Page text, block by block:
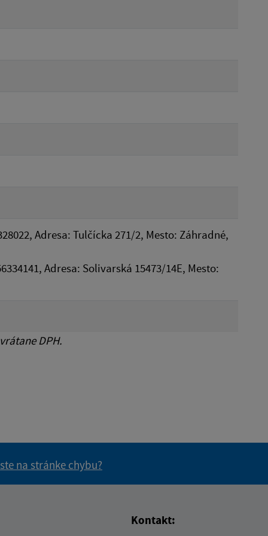
Adresa: Tulčícka 271/2, Mesto: Záhradné,
Adresa: Solivarská 15473/14E, Mesto:
DPH.
na stránke chybu?
Kontakt: